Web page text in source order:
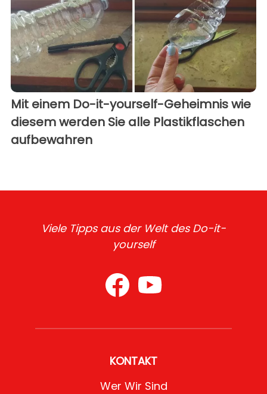
Mit einem Do-it-yourself-Geheimnis wie
diesem werden Sie alle Plastikflaschen
aufbewahren
Viele Tipps aus der Welt des Do-it-
yourself
KONTAKT
Wer Wir Sind